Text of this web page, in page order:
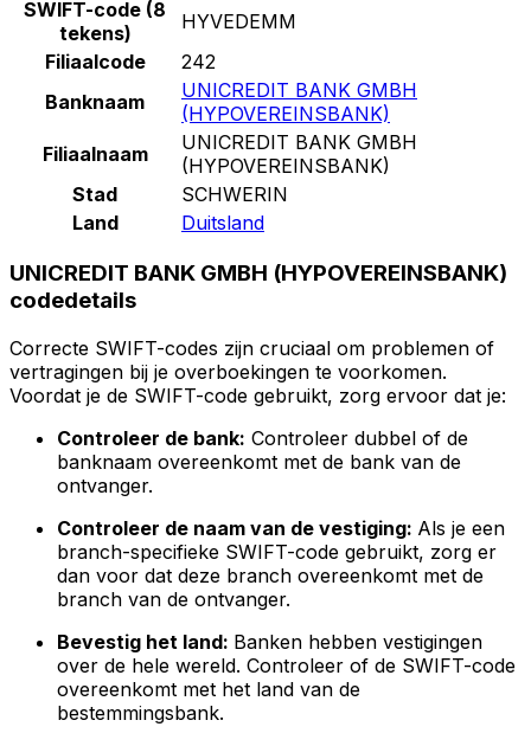
SWIFT-code (8
tekens)
HYVEDEMM
Filiaalcode
242
Banknaam
UNICREDIT BANK GMBH
(HYPOVEREINSBANK)
Filiaalnaam
UNICREDIT BANK GMBH
(HYPOVEREINSBANK)
Stad
SCHWERIN
Land
Duitsland
UNICREDIT BANK GMBH (HYPOVEREINSBANK)
codedetails
Correcte SWIFT-codes zijn cruciaal om problemen of
vertragingen bij je overboekingen te voorkomen.
Voordat je de SWIFT-code gebruikt, zorg ervoor dat je:
Controleer de bank: Controleer dubbel of de
banknaam overeenkomt met de bank van de
ontvanger.
Controleer de naam van de vestiging: Als je een
branch-specifieke SWIFT-code gebruikt, zorg er
dan voor dat deze branch overeenkomt met de
branch van de ontvanger.
Bevestig het land: Banken hebben vestigingen
over de hele wereld. Controleer of de SWIFT-code
overeenkomt met het land van de
bestemmingsbank.